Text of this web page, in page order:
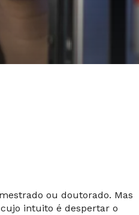
ou doutorado. Mas
intuito é despertar o